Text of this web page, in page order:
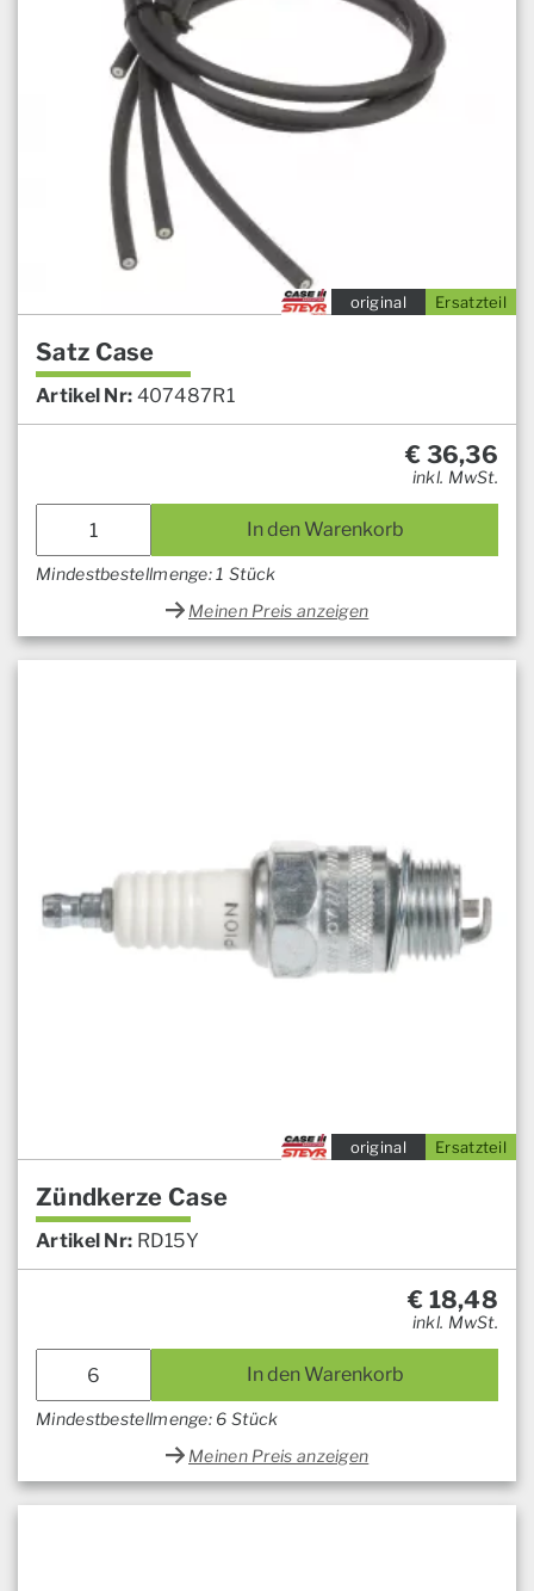
Ersatzteil
original
Satz Case
Artikel Nr: 407487R1
€ 36,36
inkl. MwSt.
In den Warenkorb
Mindestbestellmenge: 1 Stück
Meinen Preis anzeigen
Ersatzteil
original
Zündkerze Case
Artikel Nr: RD15Y
€ 18,48
inkl. MwSt.
In den Warenkorb
Mindestbestellmenge: 6 Stück
Meinen Preis anzeigen